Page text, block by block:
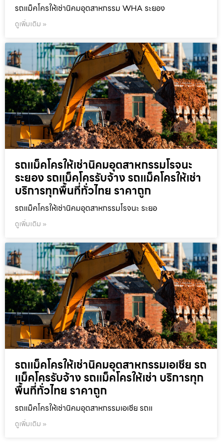
รถแม็คโครให้เช่านิคมอุตสาหกรรม WHA ระยอง
ดูเพิ่มเติม »
รถแม็คโครให้เช่านิคมอุตสาหกรรมโรจนะ
ระยอง รถแม็คโครรับจ้าง รถแม็คโครให้เช่า
บริการทุกพื้นที่ทั่วไทย ราคาถูก
รถแม็คโครให้เช่านิคมอุตสาหกรรมโรจนะ ระยอ
ดูเพิ่มเติม »
รถแม็คโครให้เช่านิคมอุตสาหกรรมเอเชีย รถ
แม็คโครรับจ้าง รถแม็คโครให้เช่า บริการทุก
พื้นที่ทั่วไทย ราคาถูก
รถแม็คโครให้เช่านิคมอุตสาหกรรมเอเชีย รถแ
ดูเพิ่มเติม »